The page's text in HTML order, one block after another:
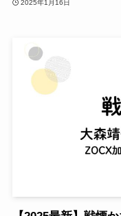
2025年1月16日